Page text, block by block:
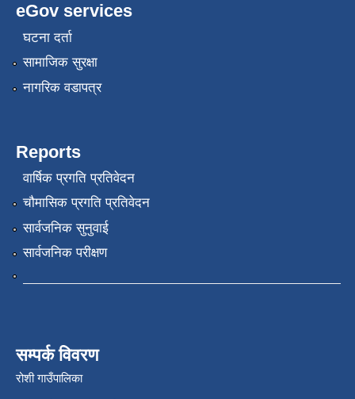
eGov services
घटना दर्ता
सामाजिक सुरक्षा
नागरिक वडापत्र
Reports
वार्षिक प्रगति प्रतिवेदन
चौमासिक प्रगति प्रतिवेदन
सार्वजनिक सुनुवाई
सार्वजनिक परीक्षण
सम्पर्क विवरण
रोशी गाउँपालिका